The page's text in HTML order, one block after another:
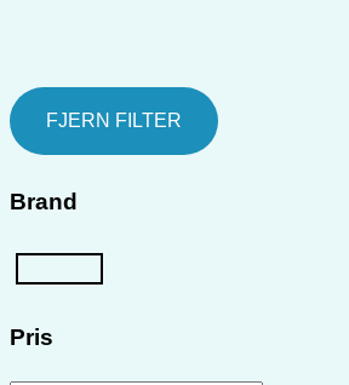
FJERN FILTER
Brand
Pris